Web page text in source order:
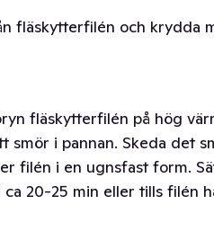
fläskytterfilén och krydda
fläskytterfilén på hög
i pannan. Skeda det
filén i en ugnsfast form.
20-25 min eller tills filén